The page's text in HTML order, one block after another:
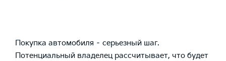
Покупка автомобиля – серьезный шаг.
Потенциальный владелец рассчитывает, что будет